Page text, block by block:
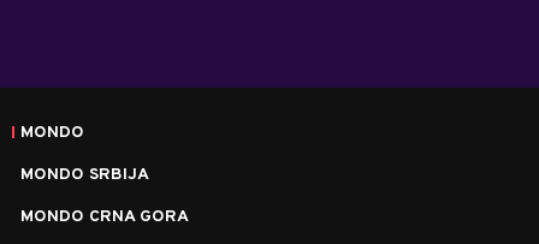
MONDO
MONDO SRBIJA
MONDO CRNA GORA